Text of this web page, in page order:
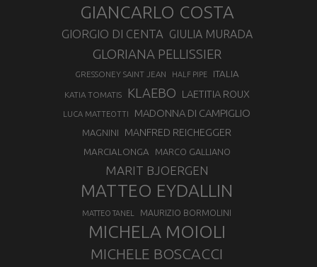
GIANCARLO COSTA
GIORGIO DI CENTA GIULIA MURADA
GLORIANA PELLISSIER
GRESSONEY SAINT JEAN HALF PIPE ITALIA
KATIA TOMATIS KLAEBO LAETITIA ROUX
LUCA MATTEOTTI MADONNA DI CAMPIGLIO
MAGNINI MANFRED REICHEGGER
MARCIALONGA MARCO GALLIANO
MARIT BJOERGEN
MATTEO EYDALLIN
MATTEO TANEL MAURIZIO BORMOLINI
MICHELA MOIOLI
MICHELE BOSCACCI